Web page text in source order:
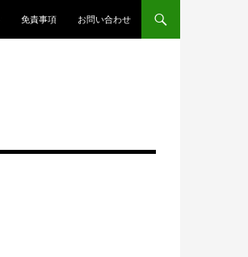
免責事項 お問い合わせ